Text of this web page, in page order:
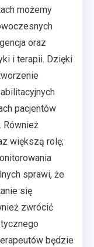
możemy
oraz
i terapii. Dzięki
pacjentów
Również
większą rolę;
sprawi, że
się
zwrócić
będzie